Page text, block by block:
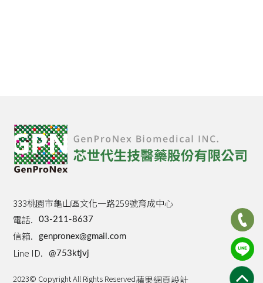
333桃園市龜山區文化一路259號育成中心
電話.
03-211-8637
信箱. genpronex@gmail.com
Line ID. @753ktjvj
2023© Copyright All Rights Reserved蘋果網頁設計